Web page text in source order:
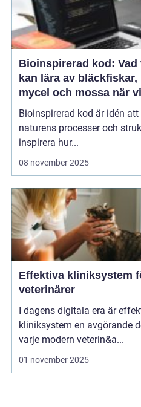
Bioinspirerad kod: Vad
kan lära av bläckfiskar,
mycel och mossa när vi
bygger nya system
Bioinspirerad kod är idén
naturens processer och
inspirera hur...
08 november 2025
Effektiva kliniksystem
veterinärer
I dagens digitala era är
kliniksystem en avgörande
varje modern veterin&a...
01 november 2025